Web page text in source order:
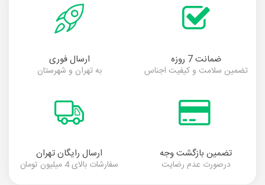
ضمانت 7 روزه
تضمین سلامت و کیفیت اجناس
ارسال فوری
به تهران و شهرستان
تضمین بازگشت وجه
درصورت عدم رضایت
ارسال رایگان تهران
سفارشات بالای 4 میلیون تومان